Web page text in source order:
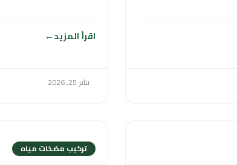
اقرأ المزيد
يناير 25, 2026
تركيب مضخات مياه